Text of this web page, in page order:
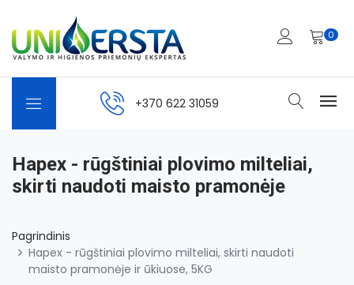
0
+370 622 31059
Hapex - rūgštiniai plovimo milteliai,
skirti naudoti maisto pramonėje
Pagrindinis
Hapex - rūgštiniai plovimo milteliai, skirti naudoti
maisto pramonėje ir ūkiuose, 5KG